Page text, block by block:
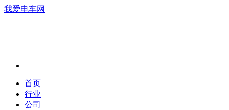
我爱电车网
首页
行业
公司